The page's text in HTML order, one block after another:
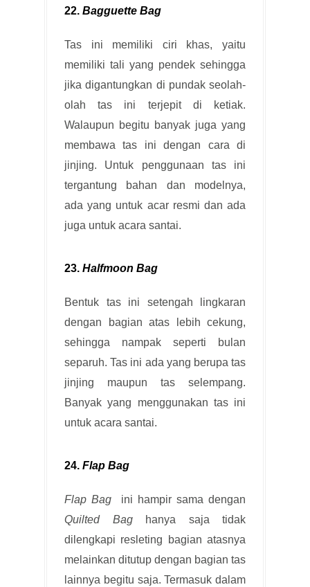
22. Bagguette Bag
Tas ini memiliki ciri khas, yaitu
memiliki tali yang pendek sehingga
jika digantungkan di pundak seolah-
olah tas ini terjepit di ketiak.
Walaupun begitu banyak juga yang
membawa tas ini dengan cara di
jinjing. Untuk penggunaan tas ini
tergantung bahan dan modelnya,
ada yang untuk acar resmi dan ada
juga untuk acara santai.
23. Halfmoon Bag
Bentuk tas ini setengah lingkaran
dengan bagian atas lebih cekung,
sehingga nampak seperti bulan
separuh. Tas ini ada yang berupa tas
jinjing maupun tas selempang.
Banyak yang menggunakan tas ini
untuk acara santai.
24. Flap Bag
Flap Bag
ini hampir sama dengan
Quilted Baghanya saja tidak
dilengkapi resleting bagian atasnya
melainkan ditutup dengan bagian tas
lainnya begitu saja. Termasuk dalam